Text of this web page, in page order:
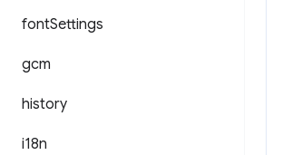
fontSettings
gcm
history
i18n